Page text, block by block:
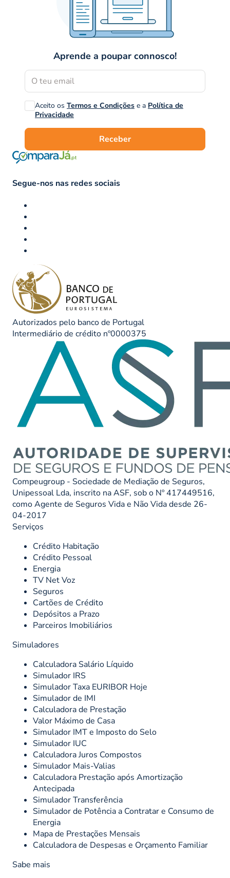
Aprende a poupar connosco!
Aceito os Termos e Condições e a Política de
Privacidade
Receber
Segue-nos nas redes sociais
Autorizados pelo banco de Portugal
Intermediário de crédito nº0000375
Compeugroup - Sociedade de Mediação de Seguros,
Unipessoal Lda, inscrito na ASF, sob o Nº 417449516,
como Agente de Seguros Vida e Não Vida desde 26-
04-2017
Serviços
Crédito Habitação
Crédito Pessoal
Energia
TV Net Voz
Seguros
Cartões de Crédito
Depósitos a Prazo
Parceiros Imobiliários
Simuladores
Calculadora Salário Líquido
Simulador IRS
Simulador Taxa EURIBOR Hoje
Simulador de IMI
Calculadora de Prestação
Valor Máximo de Casa
Simulador IMT e Imposto do Selo
Simulador IUC
Calculadora Juros Compostos
Simulador Mais-Valias
Calculadora Prestação após Amortização
Antecipada
Simulador Transferência
Simulador de Potência a Contratar e Consumo de
Energia
Mapa de Prestações Mensais
Calculadora de Despesas e Orçamento Familiar
Sabe mais